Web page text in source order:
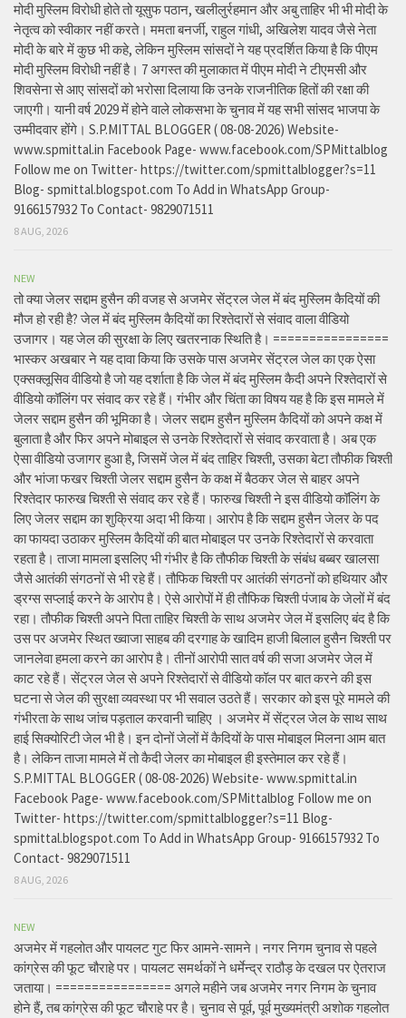
मोदी मुस्लिम विरोधी होते तो यूसुफ पठान, खलीलुर्रहमान और अबु ताहिर भी भी मोदी के
नेतृत्व को स्वीकार नहीं करते। ममता बनर्जी, राहुल गांधी, अखिलेश यादव जैसे नेता
मोदी के बारे में कुछ भी कहे, लेकिन मुस्लिम सांसदों ने यह प्रदर्शित किया है कि पीएम
मोदी मुस्लिम विरोधी नहीं है। 7 अगस्त की मुलाकात में पीएम मोदी ने टीएमसी और
शिवसेना से आए सांसदों को भरोसा दिलाया कि उनके राजनीतिक हितों की रक्षा की
जाएगी। यानी वर्ष 2029 में होने वाले लोकसभा के चुनाव में यह सभी सांसद भाजपा के
उम्मीदवार होंगे। S.P.MITTAL BLOGGER ( 08-08-2026) Website-
www.spmittal.in Facebook Page- www.facebook.com/SPMittalblog
Follow me on Twitter- https://twitter.com/spmittalblogger?s=11
Blog- spmittal.blogspot.com To Add in WhatsApp Group-
9166157932 To Contact- 9829071511
8 AUG, 2026
NEW
तो क्या जेलर सद्दाम हुसैन की वजह से अजमेर सेंट्रल जेल में बंद मुस्लिम कैदियों की
मौज हो रही है? जेल में बंद मुस्लिम कैदियों का रिश्तेदारों से संवाद वाला वीडियो
उजागर। यह जेल की सुरक्षा के लिए खतरनाक स्थिति है। ================
भास्कर अखबार ने यह दावा किया कि उसके पास अजमेर सेंट्रल जेल का एक ऐसा
एक्सक्लूसिव वीडियो है जो यह दर्शाता है कि जेल में बंद मुस्लिम कैदी अपने रिश्तेदारों से
वीडियो कॉलिंग पर संवाद कर रहे हैं। गंभीर और चिंता का विषय यह है कि इस मामले में
जेलर सद्दाम हुसैन की भूमिका है। जेलर सद्दाम हुसैन मुस्लिम कैदियों को अपने कक्ष में
बुलाता है और फिर अपने मोबाइल से उनके रिश्तेदारों से संवाद करवाता है। अब एक
ऐसा वीडियो उजागर हुआ है, जिसमें जेल में बंद ताहिर चिश्ती, उसका बेटा तौफीक चिश्ती
और भांजा फखर चिश्ती जेलर सद्दाम हुसैन के कक्ष में बैठकर जेल से बाहर अपने
रिश्तेदार फारुख चिश्ती से संवाद कर रहे हैं। फारुख चिश्ती ने इस वीडियो कॉलिंग के
लिए जेलर सद्दाम का शुक्रिया अदा भी किया। आरोप है कि सद्दाम हुसैन जेलर के पद
का फायदा उठाकर मुस्लिम कैदियों की बात मोबाइल पर उनके रिश्तेदारों से करवाता
रहता है। ताजा मामला इसलिए भी गंभीर है कि तौफीक चिश्ती के संबंध बब्बर खालसा
जैसे आतंकी संगठनों से भी रहे हैं। तौफिक चिश्ती पर आतंकी संगठनों को हथियार और
ड्रग्स सप्लाई करने के आरोप है। ऐसे आरोपों में ही तौफिक चिश्ती पंजाब के जेलों में बंद
रहा। तौफीक चिश्ती अपने पिता ताहिर चिश्ती के साथ अजमेर जेल में इसलिए बंद है कि
उस पर अजमेर स्थित ख्वाजा साहब की दरगाह के खादिम हाजी बिलाल हुसैन चिश्ती पर
जानलेवा हमला करने का आरोप है। तीनों आरोपी सात वर्ष की सजा अजमेर जेल में
काट रहे हैं। सेंट्रल जेल से अपने रिश्तेदारों से वीडियो कॉल पर बात करने की इस
घटना से जेल की सुरक्षा व्यवस्था पर भी सवाल उठते हैं। सरकार को इस पूरे मामले की
गंभीरता के साथ जांच पड़ताल करवानी चाहिए । अजमेर में सेंट्रल जेल के साथ साथ
हाई सिक्योरिटी जेल भी है। इन दोनों जेलों में कैदियों के पास मोबाइल मिलना आम बात
है। लेकिन ताजा मामले में तो कैदी जेलर का मोबाइल ही इस्तेमाल कर रहे हैं।
S.P.MITTAL BLOGGER ( 08-08-2026) Website- www.spmittal.in
Facebook Page- www.facebook.com/SPMittalblog Follow me on
Twitter- https://twitter.com/spmittalblogger?s=11 Blog-
spmittal.blogspot.com To Add in WhatsApp Group- 9166157932 To
Contact- 9829071511
8 AUG, 2026
NEW
अजमेर में गहलोत और पायलट गुट फिर आमने-सामने। नगर निगम चुनाव से पहले
कांग्रेस की फूट चौराहे पर। पायलट समर्थकों ने धर्मेन्द्र राठौड़ के दखल पर ऐतराज
जताया। ================ अगले महीने जब अजमेर नगर निगम के चुनाव
होने हैं, तब कांग्रेस की फूट चौराहे पर है। चुनाव से पूर्व, पूर्व मुख्यमंत्री अशोक गहलोत